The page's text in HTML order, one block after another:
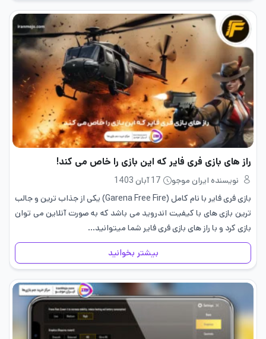
راز های بازی فری فایر که این بازی را خاص می کند!
نویسنده ایران موجو
17 آبان 1403
بازی فری فایر با نام کامل (Garena Free Fire) یکی از جذاب ترین و جالب
ترین بازی های با کیفیت اندروید می باشد که به صورت آنلاین می توان
بازی کرد و با راز های بازی فری فایر شما میتوانید…
بیشتر بخوانید